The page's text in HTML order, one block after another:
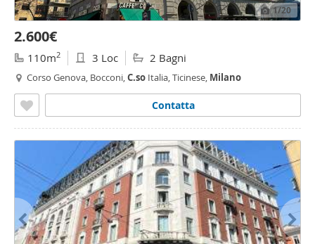
1/20
2.600€
110m2 3 Loc 2 Bagni
Corso Genova, Bocconi,C.so Italia, Ticinese, Milano
Contatta